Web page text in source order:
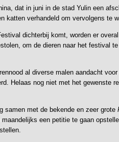
dat in juni in de stad Yulin een
katten verhandeld om vervolgens te
dichterbij komt, worden er
om de dieren naar het festival
al diverse malen aandacht
Helaas nog niet met het gewenste
samen met de bekende en zeer grote
een petitie te gaan